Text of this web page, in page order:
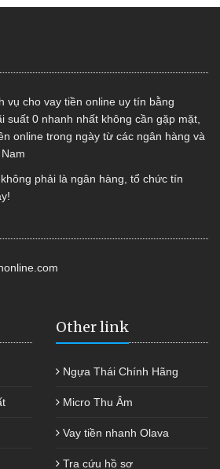
vụ cho vay tiền online uy tín bằng
suất 0 nhanh nhất không cần gặp mặt,
online trong ngày từ các ngân hàng và
phải là ngân hàng, tổ chức tín
Other link
Ngựa Thái Chính Hãng
Micro Thu Âm
Vay tiền nhanh Olava
Tra cứu hồ sơ